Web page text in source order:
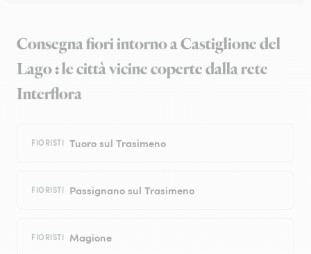
Consegna fiori intorno a Castiglione del
Lago : le città vicine coperte dalla rete
Interflora
FIORISTI Tuoro sul Trasimeno
FIORISTI Passignano sul Trasimeno
FIORISTI Magione